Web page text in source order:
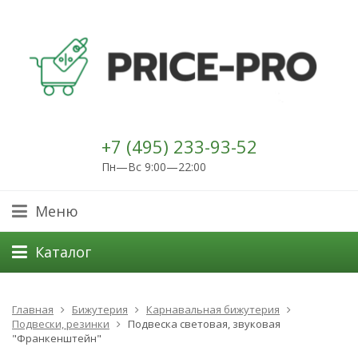
+7 (495) 233-93-52
Пн—Вс 9:00—22:00
Меню
Каталог
Главная Бижутерия
Карнавальная бижутерия
Подвески, резинки
Подвеска световая, звуковая
"Франкенштейн"